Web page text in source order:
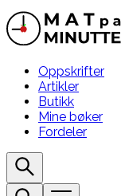
Oppskrifter
Artikler
Butikk
Mine bøker
Fordeler